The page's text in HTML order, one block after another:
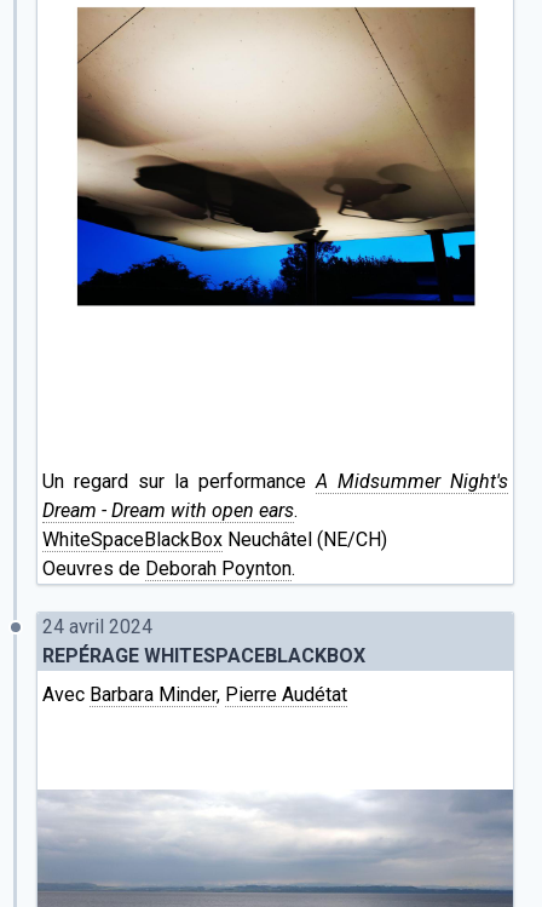
Un regard sur la performanceA Midsummer Night's
Dream - Dream with open ears.
WhiteSpaceBlackBox Neuchâtel (NE/CH)
Oeuvres de Deborah Poynton.
24 avril 2024
REPÉRAGE WHITESPACEBLACKBOX
Avec Barbara Minder, Pierre Audétat